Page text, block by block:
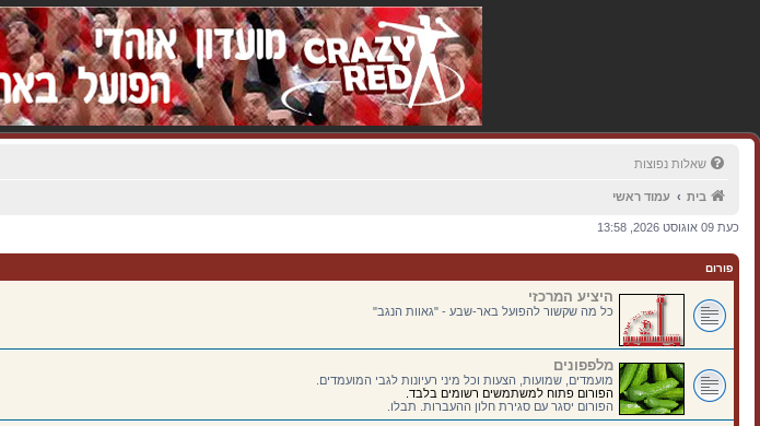
שאלות נפוצות
בית עמוד ראשי
כעת 09 אוגוסט 2026, 13:58
פורום
היציע המרכזי
כל מה שקשור להפועל באר-שבע - "גאוות הנגב"
מלפפונים
מועמדים, שמועות, הצעות וכל מיני רעיונות לגבי המועמדים.
הפורום פתוח למשתמשים רשומים בלבד.
הפורום יסגר עם סגירת חלון ההעברות. תבלו.